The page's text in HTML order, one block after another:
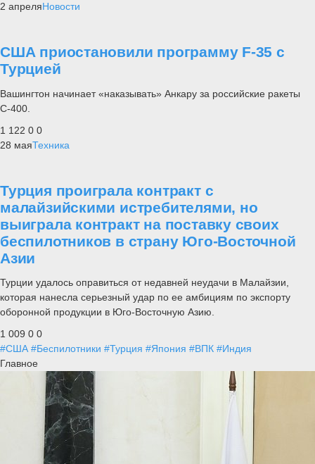
2 апреляНовости
США приостановили программу F-35 с
Турцией
Вашингтон начинает «наказывать» Анкару за российские ракеты
С-400.
1 122 0 0
28 маяТехника
Турция проиграла контракт с
малайзийскими истребителями, но
выиграла контракт на поставку своих
беспилотников в страну Юго-Восточной
Азии
Турции удалось оправиться от недавней неудачи в Малайзии,
которая нанесла серьезный удар по ее амбициям по экспорту
оборонной продукции в Юго-Восточную Азию.
1 009 0 0
#США #Беспилотники #Турция #Япония #ВПК #Индия
Главное